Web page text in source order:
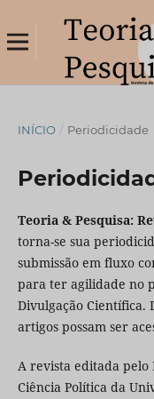
INÍCIO / Periodicidade
Teoria & Pesquisa:
torna-se sua
submissão em fluxo
para ter agilidade no
Divulgação Científica.
artigos possam ser
A revista editada pelo
Ciência Política da